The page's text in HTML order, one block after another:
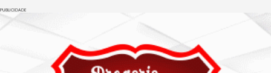
PUBLICIDADE